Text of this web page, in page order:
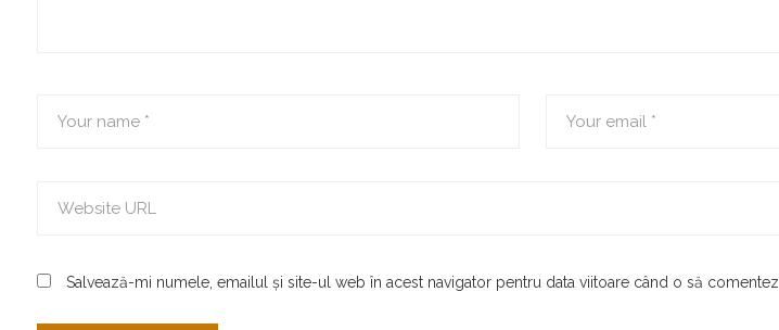
Salvează-mi numele, emailul și site-ul web în acest navigator pentru data viitoare când o să comentez.